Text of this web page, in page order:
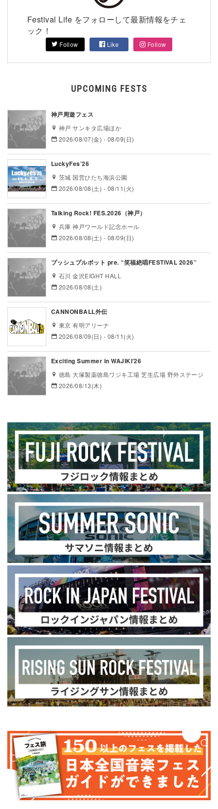
Festival Life をフォローして最新情報をチェ
ック！
Follow Like Follow
UPCOMING FESTS
神戸周遊フェス
神戸 サンキタ広場ほか
2026/08/07(金) - 08/09(日)
LuckyFes’26
茨城 国営ひたち海浜公園
2026/08/08(土) - 08/11(火)
Talking Rock! FES.2026（神戸）
兵庫 神戸ワールド記念ホール
2026/08/08(土) - 08/09(日)
プッシュプルポット pre. “笑福絶唱FESTIVAL 2026”
石川 金沢EIGHT HALL
2026/08/08(土)
CANNONBALL外伝
東京 有明アリーナ
2026/08/09(日) - 08/11(火)
Exciting Summer in WAJIKI’26
徳島 大塚製薬徳島ワジキ工場 芝生広場 野外ステージ
2026/08/13(木)